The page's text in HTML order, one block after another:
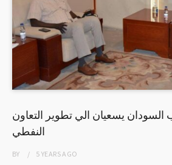
يسعيان الي تطوير التعاون
النفطي
BY 5 YEARSAGO